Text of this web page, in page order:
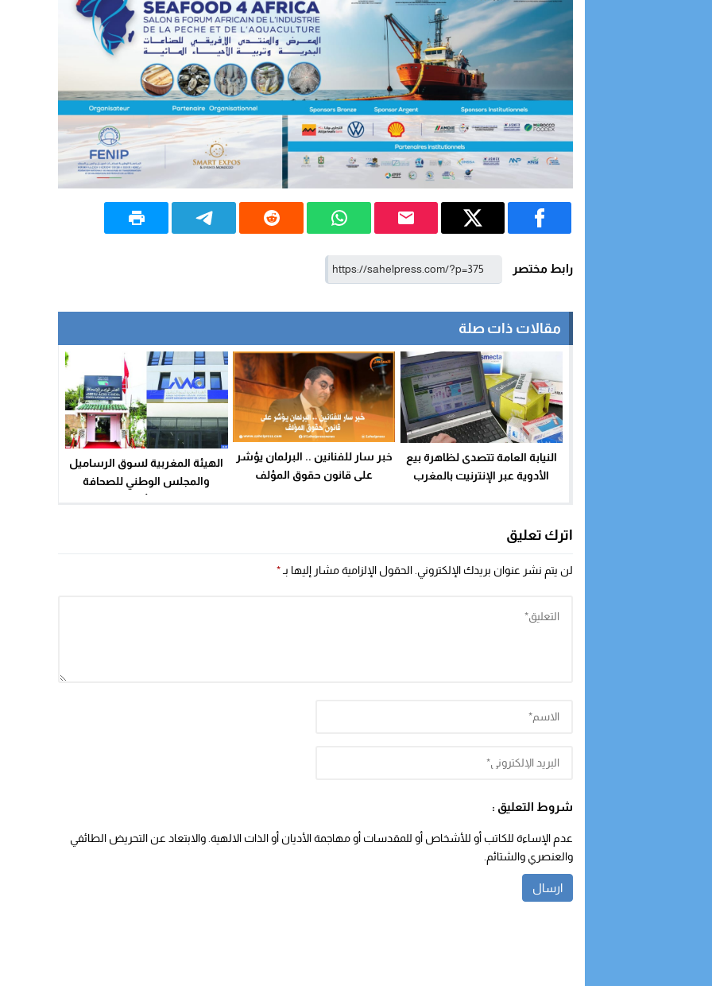
رابط مختصر
مقالات ذات صلة
النيابة العامة تتصدى لظاهرة بيع
الأدوية عبر الإنترنيت بالمغرب
خبر سار للفنانين .. البرلمان يؤشر
على قانون حقوق المؤلف
الهيئة المغربية لسوق الرساميل
والمجلس الوطني للصحافة
يطلقان الدورة الأولى من سلسلة
اترك تعليق
لن يتم نشر عنوان بريدك الإلكتروني. الحقول الإلزامية مشار إليها بـ *
شروط التعليق :
عدم الإساءة للكاتب أو للأشخاص أو للمقدسات أو مهاجمة الأديان أو الذات الالهية. والابتعاد عن التحريض الطائفي
والعنصري والشتائم.